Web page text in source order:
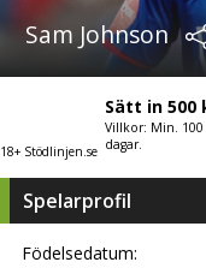
Sam Johnson
18+ Stödlinjen.se
Sätt in 500
Villkor: Min.
dagar.
Spelarprofil
Födelsedatum: